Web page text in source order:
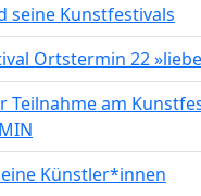
seine Kunstfestivals
Ortstermin 22
Teilnahme am
Künstler*innen